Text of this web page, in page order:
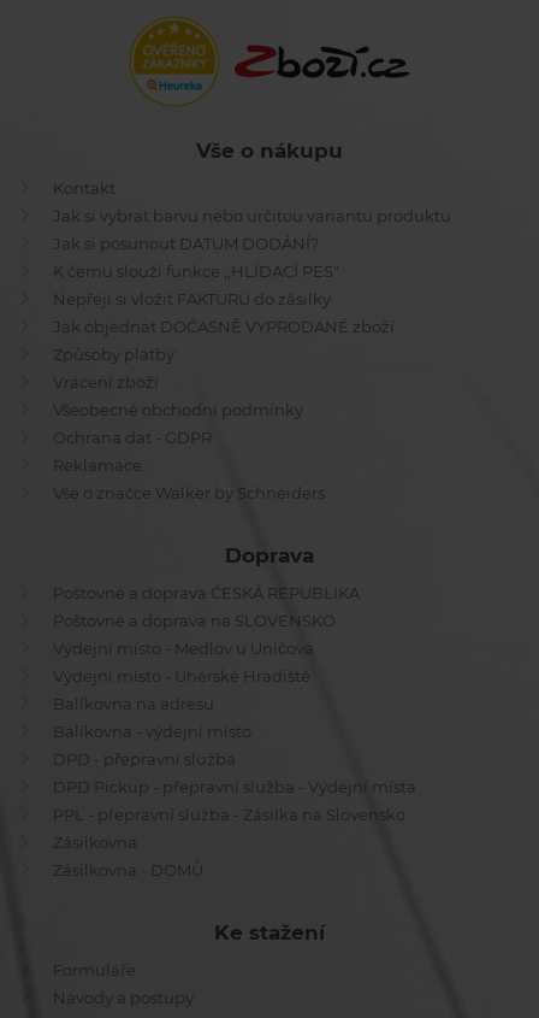
Vše o nákupu
Kontakt
Jak si vybrat barvu nebo určitou variantu produktu
Jak si posunout DATUM DODÁNÍ?
K čemu slouží funkce ,,HLÍDACÍ PES"
Nepřeji si vložit FAKTURU do zásilky
Jak objednat DOČASNĚ VYPRODANÉ zboží
Způsoby platby
Vrácení zboží
Všeobecné obchodní podmínky
Ochrana dat - GDPR
Reklamace
Vše o značce Walker by Schneiders
Doprava
Poštovné a doprava ČESKÁ REPUBLIKA
Poštovné a doprava na SLOVENSKO
Výdejní místo - Medlov u Uničova
Výdejní místo - Uherské Hradiště
Balíkovna na adresu
Balíkovna - výdejní místo
DPD - přepravní služba
DPD Pickup - přepravní služba - Výdejní místa
PPL - přepravní služba - Zásilka na Slovensko
Zásilkovna
Zásilkovna - DOMŮ
Ke stažení
Formuláře
Návody a postupy